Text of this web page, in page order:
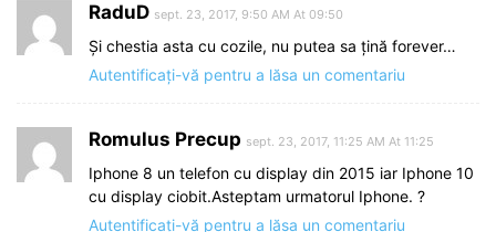
RaduD sept. 23, 2017, 9:50 AM At 09:50
Și chestia asta cu cozile, nu putea sa țină forever…
Autentificați-vă pentru a lăsa un comentariu
Romulus Precup sept. 23, 2017, 11:25 AM At 11:25
Iphone 8 un telefon cu display din 2015 iar Iphone 10
cu display ciobit.Asteptam urmatorul Iphone. ?
Autentificați-vă pentru a lăsa un comentariu